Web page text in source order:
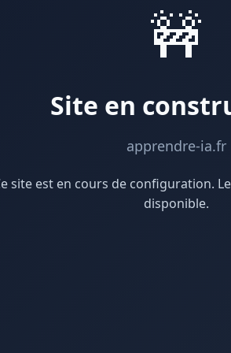
🚧
Site en
apprendre-ia.fr
site est en cours de configuration.
disponible.